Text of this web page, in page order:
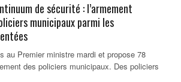
de sécurité : l’armement
municipaux parmi les
au Premier ministre mardi et propose 78
des policiers municipaux. Des policiers